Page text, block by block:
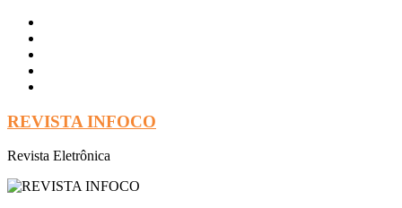
REVISTA INFOCO
Revista Eletrônica